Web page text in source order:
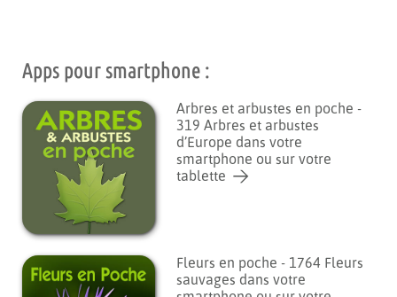
Apps pour smartphone :
Arbres et arbustes en poche -
319 Arbres et arbustes
d’Europe dans votre
smartphone ou sur votre
tablette
Fleurs en poche - 1764 Fleurs
sauvages dans votre